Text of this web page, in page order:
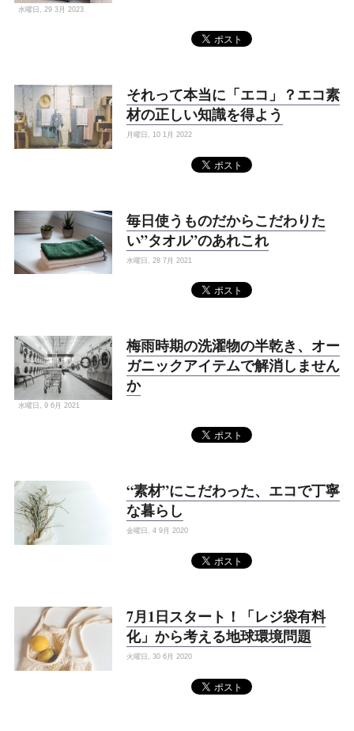
水曜日, 29 3月 2023
それって本当に「エコ」？エコ素
材の正しい知識を得よう
月曜日, 10 1月 2022
毎日使うものだからこだわりた
い”タオル”のあれこれ
水曜日, 28 7月 2021
梅雨時期の洗濯物の半乾き、オー
ガニックアイテムで解消しません
か
水曜日, 9 6月 2021
“素材”にこだわった、エコで丁寧
な暮らし
金曜日, 4 9月 2020
7月1日スタート！「レジ袋有料
化」から考える地球環境問題
火曜日, 30 6月 2020